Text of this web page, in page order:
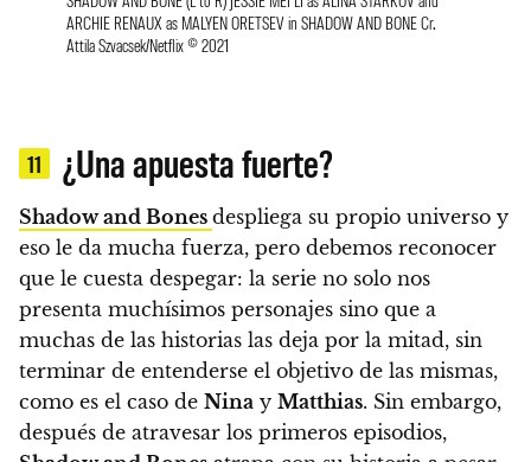
ARCHIE RENAUX as MALYEN ORETSEV in SHADOW AND BONE Cr.
Attila Szvacsek/Netflix © 2021
11 ¿Una apuesta fuerte?
Shadow and Bones despliega su propio universo y
eso le da mucha fuerza, pero debemos reconocer
que le cuesta despegar: la serie no solo nos
presenta muchísimos personajes sino que a
muchas de las historias las deja por la mitad, sin
terminar de entenderse el objetivo de las mismas,
como es el caso de Nina y Matthias. Sin embargo,
después de atravesar los primeros episodios,